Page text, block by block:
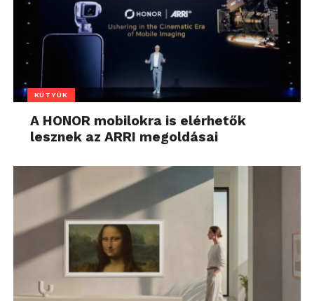
KÜTYÜK
A HONOR mobilokra is elérhetők
lesznek az ARRI megoldásai